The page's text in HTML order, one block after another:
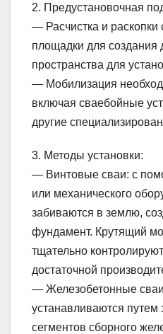
2. Предустановочная
— Расчистка и раскопки
площадки для создания
пространства для
— Мобилизация
включая сваебойные
другие
3. Методы установки:
— Винтовые сваи: с
или механического
забиваются в землю,
фундамент. Крутящий
тщательно
достаточной
— Железобетонные
устанавливаются
сегментов сборного